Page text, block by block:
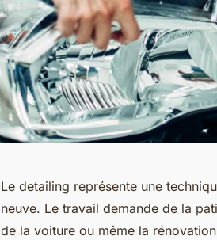
Le detailing représente une
neuve. Le travail demande de la
de la voiture ou même la